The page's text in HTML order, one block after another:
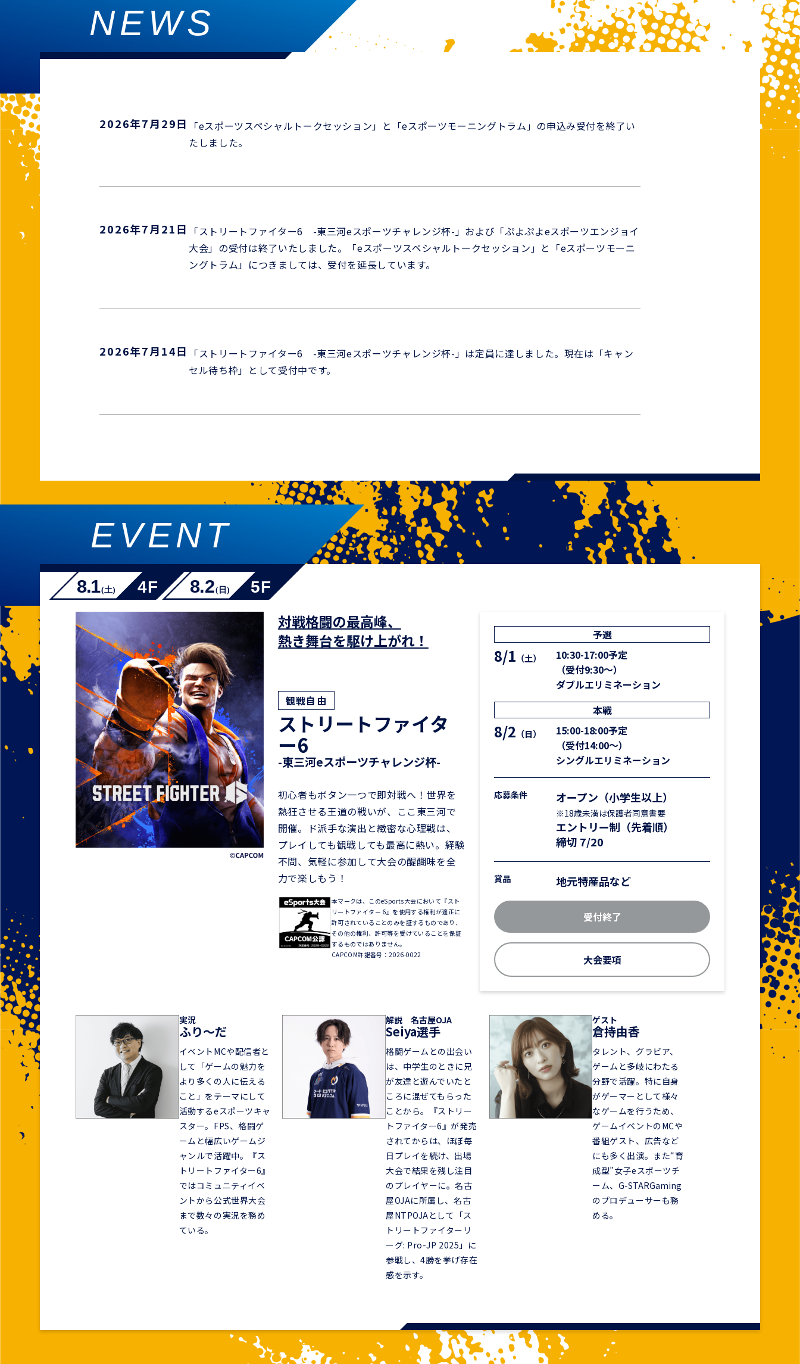
2026年7月29日
「eスポーツスペシャルトークセッション」と「eスポーツモーニングトラム」の申込み受付を終了い
たしました。
2026年7月21日
「ストリートファイター6 -東三河eスポーツチャレンジ杯-」および「ぷよぷよeスポーツエンジョイ
大会」の受付は終了いたしました。「eスポーツスペシャルトークセッション」と「eスポーツモーニ
ングトラム」につきましては、受付を延長しています。
2026年7月14日
「ストリートファイター6 -東三河eスポーツチャレンジ杯-」は定員に達しました。現在は「キャン
セル待ち枠」として受付中です。
2026年6月5日 東三河eスポーツチャレンジ2026の公式サイトをオープンしました。公式Xでは最新情報やお楽しみ情
報をお届けします。
対戦格闘の最高峰、
熱き舞台を駆け上がれ！
観戦自由
ストリートファイタ
ー6
-東三河eスポーツチャレンジ杯-
初心者もボタン一つで即対戦へ！世界を
熱狂させる王道の戦いが、ここ東三河で
開催。ド派手な演出と緻密な心理戦は、
プレイしても観戦しても最高に熱い。経験
不問、気軽に参加して大会の醍醐味を全
力で楽しもう！
本マークは、このeSports大会において『スト
リートファイター 6』を使用する権利が適正に
許可されていることのみを証するものであり、
その他の権利、許可等を受けていることを保証
するものではありません。
CAPCOM許諾番号：2026-0022
予選
8/1 （土）
10:30-17:00予定
（受付9:30～）
ダブルエリミネーション
本戦
8/2 （日）
15:00-18:00予定
（受付14:00～）
シングルエリミネーション
応募条件 オープン（小学生以上）
※18歳未満は保護者同意書要
エントリー制（先着順）
締切 7/20
賞品 地元特産品など
受付終了
大会要項
実況
ふり～だ
イベントMCや配信者と
して「ゲームの魅力を
より多くの人に伝える
こと」をテーマにして
活動するeスポーツキャ
スター。FPS、格闘ゲ
ームと幅広いゲームジ
ャンルで活躍中。『ス
トリートファイター6』
ではコミュニティイベ
ントから公式世界大会
まで数々の実況を務め
ている。
解説 名古屋OJA
Seiya選手
格闘ゲームとの出会い
は、中学生のときに兄
が友達と遊んでいたと
ころに混ぜてもらった
ことから。『ストリー
トファイター6』が発売
されてからは、ほぼ毎
日プレイを続け、出場
大会で結果を残し注目
のプレイヤーに。名古
屋OJAに所属し、名古
屋NTPOJAとして「ス
トリートファイターリ
ーグ: Pro-JP 2025」に
参戦し、4勝を挙げ存在
感を示す。
ゲスト
倉持由香
タレント、グラビア、
ゲームと多岐にわたる
分野で活躍。特に自身
がゲーマーとして様々
なゲームを行うため、
ゲームイベントのMCや
番組ゲスト、広告など
にも多く出演。また“育
成型”女子eスポーツチ
ーム、 G-STARGaming
のプロデューサーも務
める。